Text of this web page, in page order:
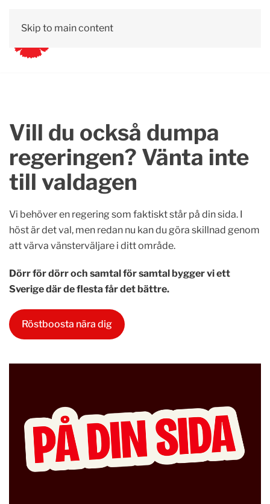
Skip to main content
Vill du också dumpa
regeringen? Vänta inte
till valdagen
Vi behöver en regering som faktiskt står på din sida. I
höst är det val, men redan nu kan du göra skillnad genom
att värva vänsterväljare i ditt område.
Dörr för dörr och samtal för samtal bygger vi ett
Sverige där de flesta får det bättre.
Röstboosta nära dig